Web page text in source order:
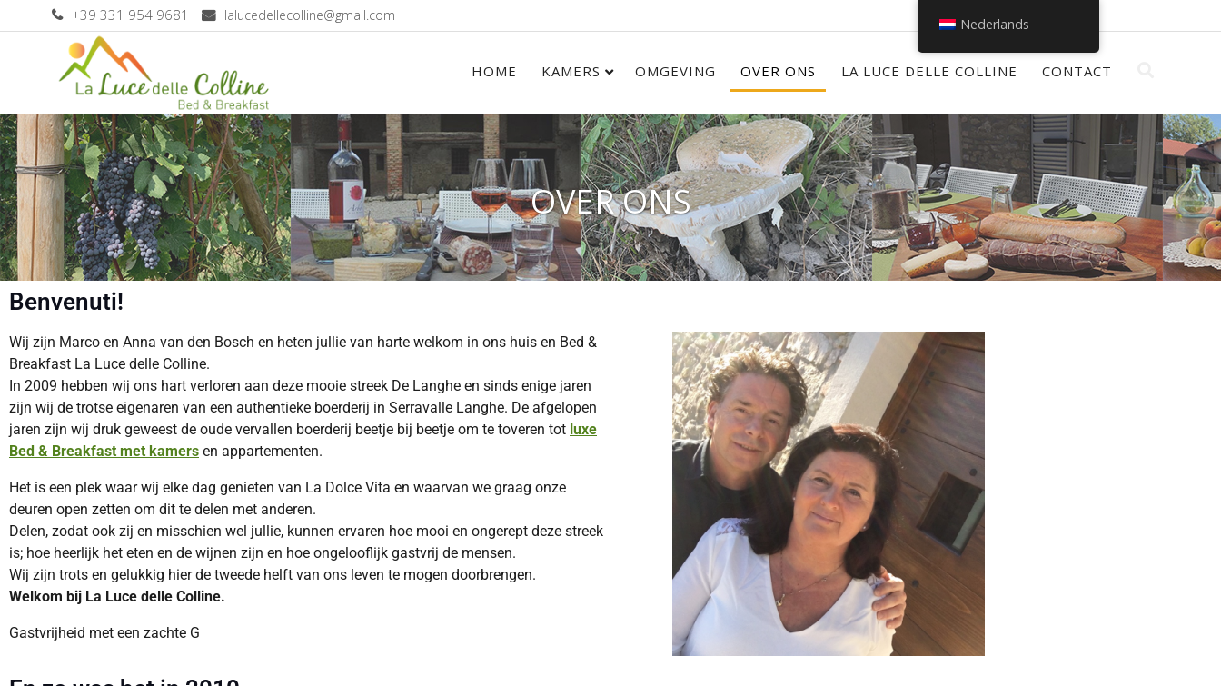
+39 331 954 9681 lalucedellecolline@gmail.com
HOME KAMERS OMGEVING OVER ONS LA LUCE DELLE COLLINE CONTACT
OVER ONS
Benvenuti!
Wij zijn Marco en Anna van den Bosch en heten jullie van harte welkom in ons huis en Bed &
Breakfast La Luce delle Colline.
In 2009 hebben wij ons hart verloren aan deze mooie streek De Langhe en sinds enige jaren
zijn wij de trotse eigenaren van een authentieke boerderij in Serravalle Langhe. De afgelopen
jaren zijn wij druk geweest de oude vervallen boerderij beetje bij beetje om te toveren tot luxe
Bed & Breakfast met kamers en appartementen.
Het is een plek waar wij elke dag genieten van La Dolce Vita en waarvan we graag onze
deuren open zetten om dit te delen met anderen.
Delen, zodat ook zij en misschien wel jullie, kunnen ervaren hoe mooi en ongerept deze streek
is; hoe heerlijk het eten en de wijnen zijn en hoe ongelooflijk gastvrij de mensen.
Wij zijn trots en gelukkig hier de tweede helft van ons leven te mogen doorbrengen.
Welkom bij La Luce delle Colline.
Gastvrijheid met een zachte G
Nederlands